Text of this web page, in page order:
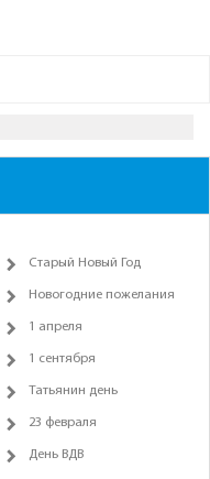
Старый Новый Год
Новогодние пожелания
1 апреля
1 сентября
Татьянин день
23 февраля
День ВДВ